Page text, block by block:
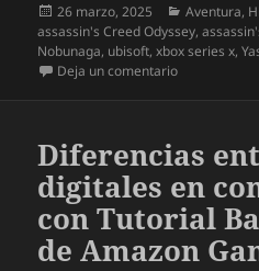
Publicado
el
26 marzo, 2025 Categorías
Aventura,
assassin's Creed Odyssey,
Nobunaga, ubisoft,xbox series x,
Deja un comentarioen Unboxing
Diferencias
digitales en
con Tutorial
de Amazon